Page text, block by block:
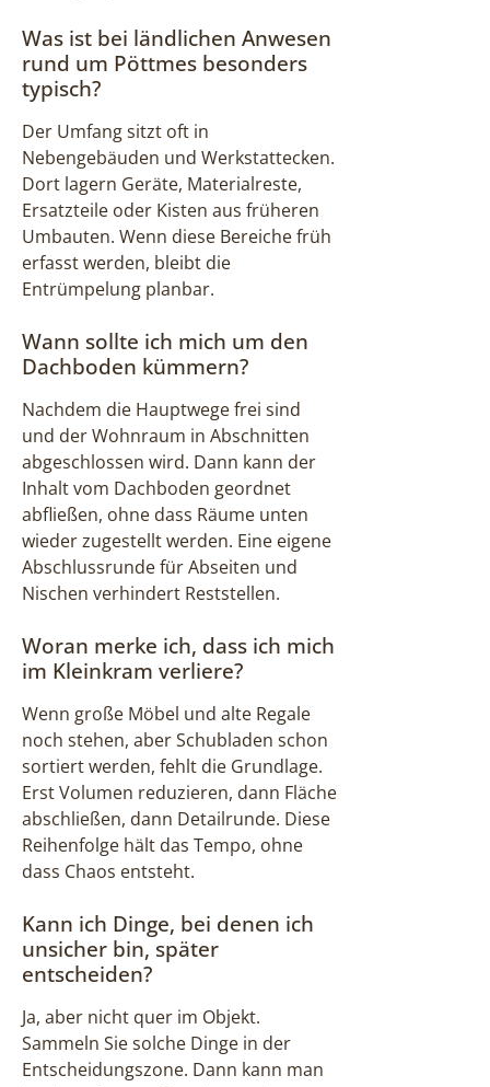
Was ist bei ländlichen Anwesen
rund um Pöttmes besonders
typisch?
Der Umfang sitzt oft in
Nebengebäuden und Werkstattecken.
Dort lagern Geräte, Materialreste,
Ersatzteile oder Kisten aus früheren
Umbauten. Wenn diese Bereiche früh
erfasst werden, bleibt die
Entrümpelung planbar.
Wann sollte ich mich um den
Dachboden kümmern?
Nachdem die Hauptwege frei sind
und der Wohnraum in Abschnitten
abgeschlossen wird. Dann kann der
Inhalt vom Dachboden geordnet
abfließen, ohne dass Räume unten
wieder zugestellt werden. Eine eigene
Abschlussrunde für Abseiten und
Nischen verhindert Reststellen.
Woran merke ich, dass ich mich
im Kleinkram verliere?
Wenn große Möbel und alte Regale
noch stehen, aber Schubladen schon
sortiert werden, fehlt die Grundlage.
Erst Volumen reduzieren, dann Fläche
abschließen, dann Detailrunde. Diese
Reihenfolge hält das Tempo, ohne
dass Chaos entsteht.
Kann ich Dinge, bei denen ich
unsicher bin, später
entscheiden?
Ja, aber nicht quer im Objekt.
Sammeln Sie solche Dinge in der
Entscheidungszone. Dann kann man